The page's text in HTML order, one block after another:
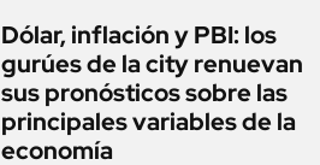
Dólar, inflación y PBI: los
gurúes de la city renuevan
sus pronósticos sobre las
principales variables de la
economía